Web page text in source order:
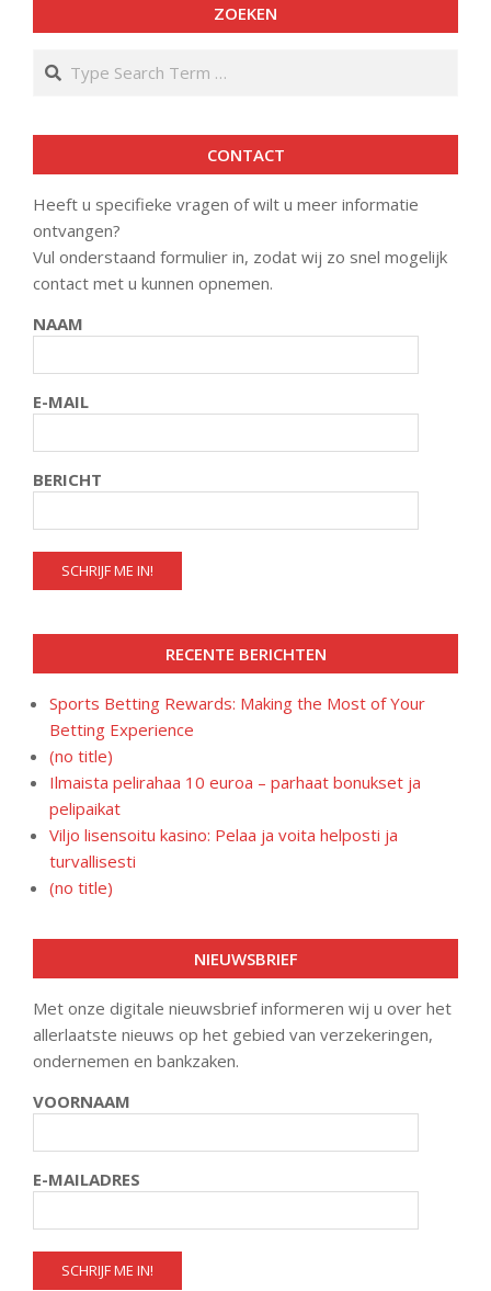
ZOEKEN
Search
CONTACT
Heeft u specifieke vragen of wilt u meer informatie
ontvangen?
Vul onderstaand formulier in, zodat wij zo snel mogelijk
contact met u kunnen opnemen.
NAAM
E-MAIL
BERICHT
RECENTE BERICHTEN
Sports Betting Rewards: Making the Most of Your
Betting Experience
(no title)
Ilmaista pelirahaa 10 euroa – parhaat bonukset ja
pelipaikat
Viljo lisensoitu kasino: Pelaa ja voita helposti ja
turvallisesti
(no title)
NIEUWSBRIEF
Met onze digitale nieuwsbrief informeren wij u over het
allerlaatste nieuws op het gebied van verzekeringen,
ondernemen en bankzaken.
VOORNAAM
E-MAILADRES